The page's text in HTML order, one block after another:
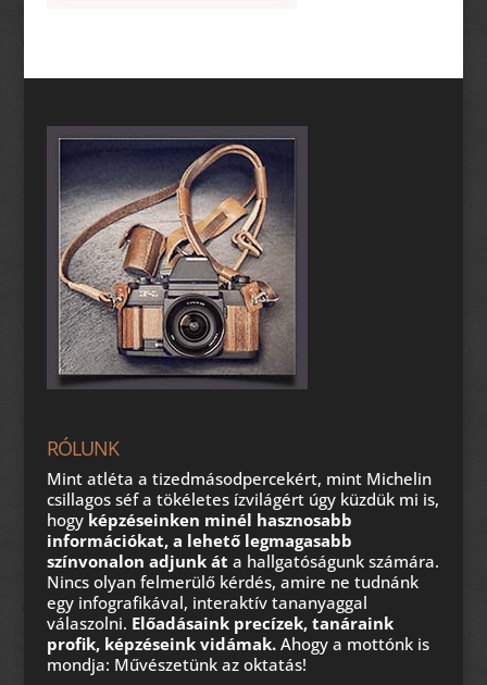
RÓLUNK
Mint atléta a tizedmásodpercekért, mint Michelin
csillagos séf a tökéletes ízvilágért úgy küzdük mi is,
hogy képzéseinken minél hasznosabb
információkat, a lehető legmagasabb
színvonalon adjunk át a hallgatóságunk számára.
Nincs olyan felmerülő kérdés, amire ne tudnánk
egy infografikával, interaktív tananyaggal
válaszolni. Előadásaink precízek, tanáraink
profik, képzéseink vidámak.Ahogy a mottónk is
mondja: Művészetünk az oktatás!